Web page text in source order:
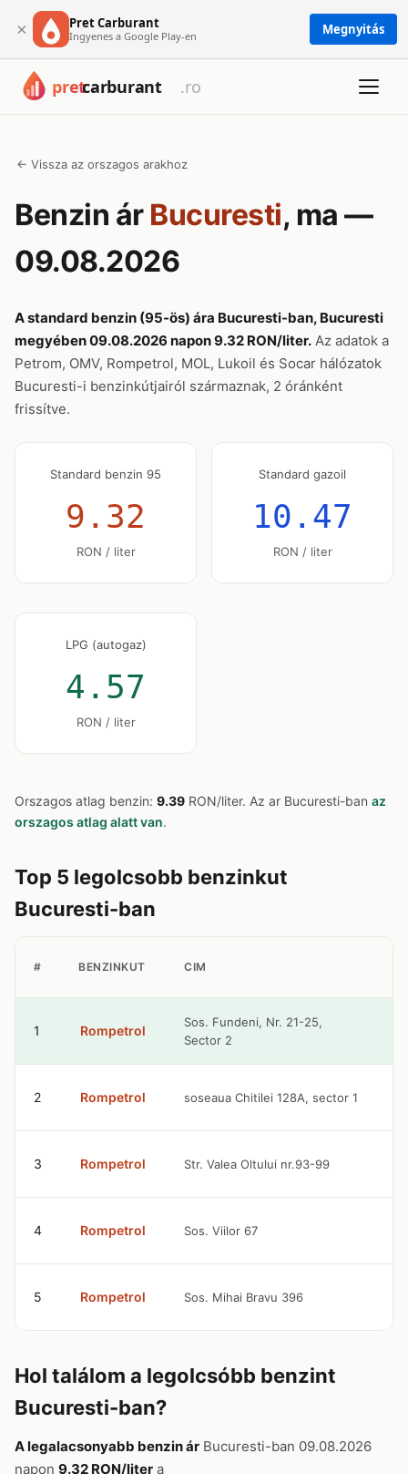
× Pret Carburant
Ingyenes a Google Play-en Megnyitás
← Vissza az orszagos arakhoz
Benzin ár Bucuresti, ma —
09.08.2026
A standard benzin (95-ös) ára Bucuresti-ban, Bucuresti
megyében 09.08.2026 napon 9.32 RON/liter. Az adatok a
Petrom, OMV, Rompetrol, MOL, Lukoil és Socar hálózatok
Bucuresti-i benzinkútjairól származnak, 2 óránként
frissítve.
Standard benzin 95
9.32
RON / liter
Standard gazoil
10.47
RON / liter
LPG (autogaz)
4.57
RON / liter
Orszagos atlag benzin: 9.39 RON/liter. Az ar Bucuresti-ban az
orszagos atlag alatt van.
Top 5 legolcsobb benzinkut
Bucuresti-ban
# BENZINKUT CIM
1 Rompetrol
Sos. Fundeni, Nr. 21-25,
Sector 2
2 Rompetrol soseaua Chitilei 128A, sector 1
3 Rompetrol Str. Valea Oltului nr.93-99
4 Rompetrol Sos. Viilor 67
5 Rompetrol Sos. Mihai Bravu 396
Hol találom a legolcsóbb benzint
Bucuresti-ban?
A legalacsonyabb benzin ár Bucuresti-ban 09.08.2026
napon 9.32 RON/liter a